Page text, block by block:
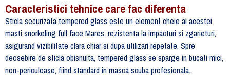
Caracteristici tehnice care fac diferenta
Sticla securizata tempered glass este un element cheie al acestei
masti snorkeling full face Mares, rezistenta la impacturi si zgarieturi,
asigurand vizibilitate clara chiar si dupa utilizari repetate. Spre
deosebire de sticla obisnuita, tempered glass se sparge in bucati mici,
non-periculoase, fiind standard in masca scuba profesionala.